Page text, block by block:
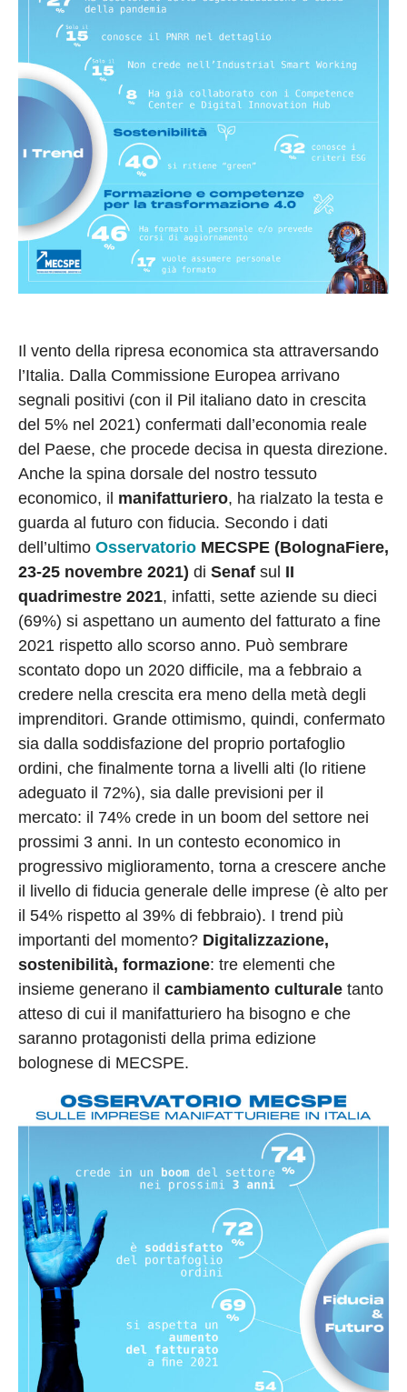
Il vento della ripresa economica sta attraversando
l’Italia. Dalla Commissione Europea arrivano
segnali positivi (con il Pil italiano dato in crescita
del 5% nel 2021) confermati dall’economia reale
del Paese, che procede decisa in questa direzione.
Anche la spina dorsale del nostro tessuto
economico, il manifatturiero, ha rialzato la testa e
guarda al futuro con fiducia. Secondo i dati
dell’ultimo Osservatorio MECSPE (BolognaFiere,
23-25 novembre 2021) di Senaf sul II
quadrimestre 2021, infatti, sette aziende su dieci
(69%) si aspettano un aumento del fatturato a fine
2021 rispetto allo scorso anno. Può sembrare
scontato dopo un 2020 difficile, ma a febbraio a
credere nella crescita era meno della metà degli
imprenditori. Grande ottimismo, quindi, confermato
sia dalla soddisfazione del proprio portafoglio
ordini, che finalmente torna a livelli alti (lo ritiene
adeguato il 72%), sia dalle previsioni per il
mercato: il 74% crede in un boom del settore nei
prossimi 3 anni. In un contesto economico in
progressivo miglioramento, torna a crescere anche
il livello di fiducia generale delle imprese (è alto per
il 54% rispetto al 39% di febbraio). I trend più
importanti del momento? Digitalizzazione,
sostenibilità, formazione: tre elementi che
insieme generano il cambiamento culturale tanto
atteso di cui il manifatturiero ha bisogno e che
saranno protagonisti della prima edizione
bolognese di MECSPE.